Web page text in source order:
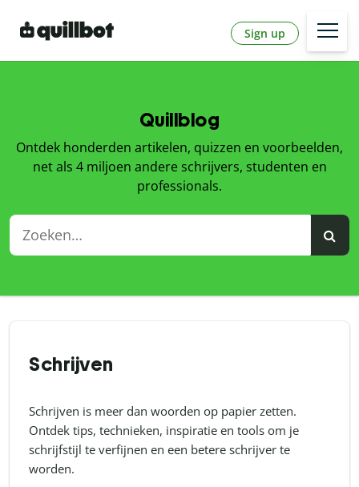
Sign up
Quillblog
Ontdek honderden artikelen, quizzen en voorbeelden,
net als 4 miljoen andere schrijvers, studenten en
professionals.
Schrijven
Schrijven is meer dan woorden op papier zetten.
Ontdek tips, technieken, inspiratie en tools om je
schrijfstijl te verfijnen en een betere schrijver te
worden.